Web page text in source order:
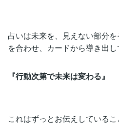
占いは未来を、見えない部分
を合わせ、カードから導き出し
『行動次第で未来は変わる』
これはずっとお伝えしているこ